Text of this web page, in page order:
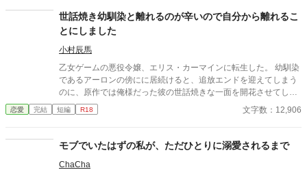
いちルーシャファンとして、婚約者であり全ての元凶とである第
五王子ベルンハルト（放蕩者）に婚約破棄を求めるのだが――？
世話焼き幼馴染と離れるのが辛いので自分から離れるこ
とにしました
小村辰馬
乙女ゲームの悪役令嬢、エリス・カーマインに転生した。 幼馴染
であるアーロンの傍にに居続けると、追放エンドを迎えてしまう
のに、原作では俺様だった彼の世話焼きな一面を開花させてしま
い、居心地の良い彼のそばを離れるのが辛くなってしまう。 なら
ば彼の代わりに男友達を作ろうと画策するがーー
恋愛 完結 短編 R18 文字数：12,906
モブでいたはずの私が、ただひとりに溺愛されるまで
ChaCha